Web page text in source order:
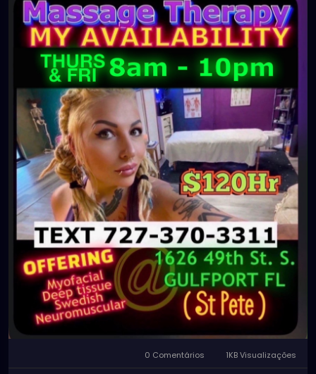
For Next week, Thursday and Friday✨
Text me to book a massage✨
0 Comentários 1KB Visualizações